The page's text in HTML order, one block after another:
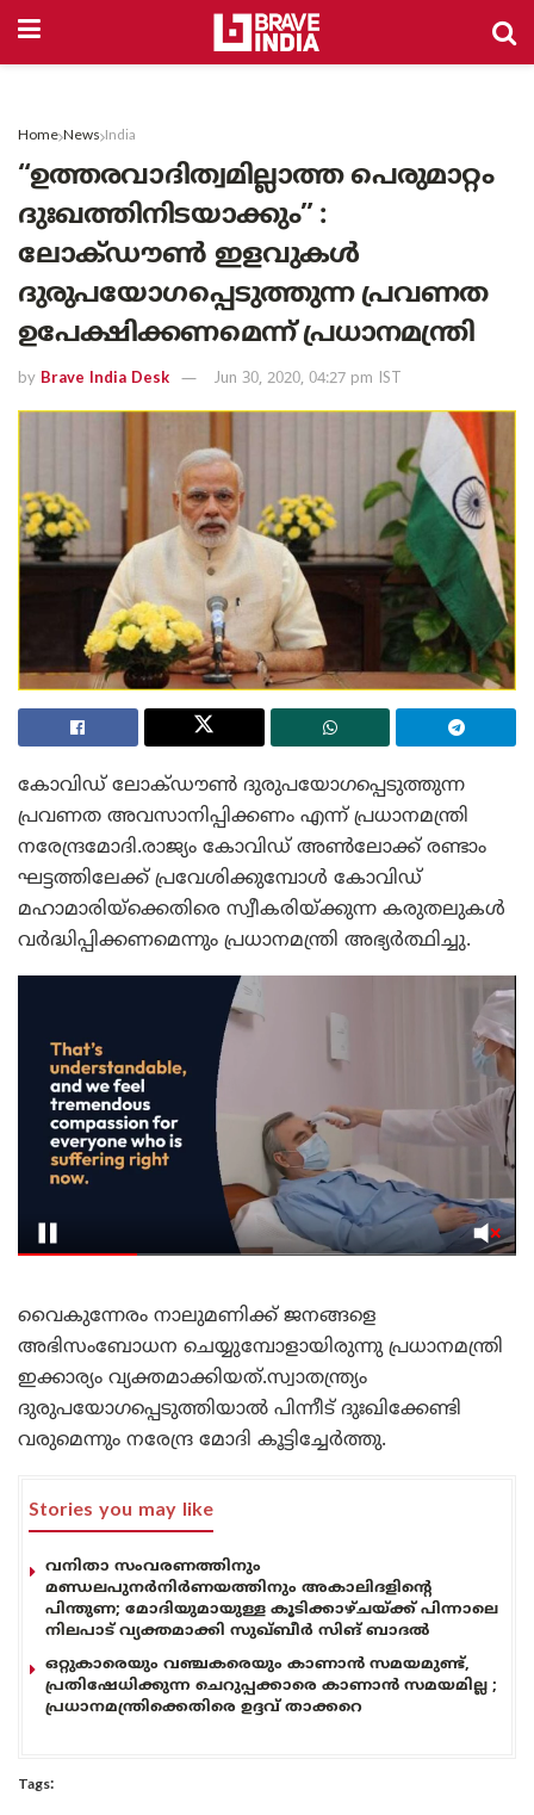
Home News India
“ഉത്തരവാദിത്വമില്ലാത്ത പെരുമാറ്റം
ദുഃഖത്തിനിടയാക്കും” :
ലോക്ഡൗൺ ഇളവുകൾ
ദുരുപയോഗപ്പെടുത്തുന്ന പ്രവണത
ഉപേക്ഷിക്കണമെന്ന് പ്രധാനമന്ത്രി
by Brave India Desk Jun 30, 2020, 04:27 pm IST
കോവിഡ് ലോക്ഡൗൺ ദുരുപയോഗപ്പെടുത്തുന്ന
പ്രവണത അവസാനിപ്പിക്കണം എന്ന് പ്രധാനമന്ത്രി
നരേന്ദ്രമോദി.രാജ്യം കോവിഡ് അൺലോക്ക് രണ്ടാം
ഘട്ടത്തിലേക്ക് പ്രവേശിക്കുമ്പോൾ കോവിഡ്
മഹാമാരിയ്ക്കെതിരെ സ്വീകരിയ്ക്കുന്ന കരുതലുകൾ
വർദ്ധിപ്പിക്കണമെന്നും പ്രധാനമന്ത്രി അഭ്യർത്ഥിച്ചു.
വൈകുന്നേരം നാലുമണിക്ക് ജനങ്ങളെ
അഭിസംബോധന ചെയ്യുമ്പോളായിരുന്നു പ്രധാനമന്ത്രി
ഇക്കാര്യം വ്യക്തമാക്കിയത്.സ്വാതന്ത്ര്യം
ദുരുപയോഗപ്പെടുത്തിയാൽ പിന്നീട് ദുഃഖിക്കേണ്ടി
വരുമെന്നും നരേന്ദ്ര മോദി കൂട്ടിച്ചേർത്തു.
Stories you may like
വനിതാ സംവരണത്തിനും
മണ്ഡലപുനർനിർണയത്തിനും അകാലിദളിന്റെ
പിന്തുണ; മോദിയുമായുള്ള കൂടിക്കാഴ്ചയ്ക്ക് പിന്നാലെ
നിലപാട് വ്യക്തമാക്കി സുഖ്ബീർ സിങ് ബാദൽ
ഒറ്റുകാരെയും വഞ്ചകരെയും കാണാൻ സമയമുണ്ട്,
പ്രതിഷേധിക്കുന്ന ചെറുപ്പക്കാരെ കാണാൻ സമയമില്ല ;
പ്രധാനമന്ത്രിക്കെതിരെ ഉദ്ദവ് താക്കറെ
Tags: